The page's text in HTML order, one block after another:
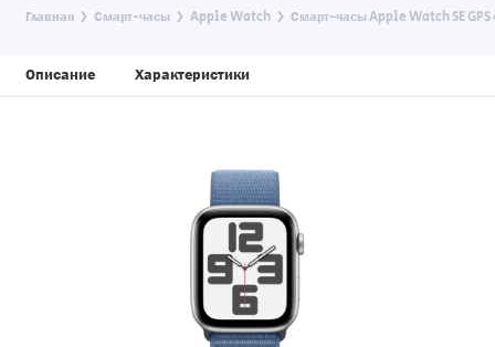
Главная Смарт-часы Apple Watch Смарт-часы Apple Watch SE
Описание Характеристики